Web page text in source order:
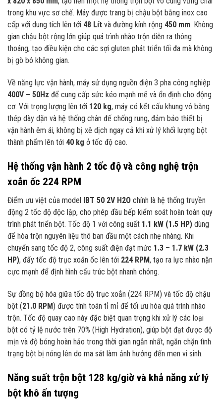
trong khu vực sơ chế. Máy được trang bị chậu bột bằng inox cao
cấp với dung tích lên tới 48 Lít và đường kính rộng 450 mm. Không
gian chậu bột rộng lớn giúp quá trình nhào trộn diễn ra thông
thoáng, tạo điều kiện cho các sợi gluten phát triển tối đa mà không
bị gò bó không gian.
Về năng lực vận hành, máy sử dụng nguồn điện 3 pha công nghiệp
400V – 50Hz để cung cấp sức kéo mạnh mẽ và ổn định cho động
cơ. Với trọng lượng lên tới 120 kg, máy có kết cấu khung vỏ bằng
thép dày dặn và hệ thống chân đế chống rung, đảm bảo thiết bị
vận hành êm ái, không bị xê dịch ngay cả khi xử lý khối lượng bột
thành phẩm lên tới 40 kg ở tốc độ cao.
Hệ thống vận hành 2 tốc độ và công nghệ trộn
xoắn ốc 224 RPM
Điểm ưu việt của model IBT 50 2V H2O chính là hệ thống truyền
động 2 tốc độ độc lập, cho phép đầu bếp kiểm soát hoàn toàn quy
trình phát triển bột. Tốc độ 1 với công suất 1.1 kW (1.5 HP) dùng
để hòa trộn nguyên liệu thô ban đầu một cách nhẹ nhàng. Khi
chuyển sang tốc độ 2, công suất điện đạt mức 1.3 – 1.7 kW (2.3
HP), đẩy tốc độ trục xoắn ốc lên tới 224 RPM, tạo ra lực nhào nặn
cực mạnh để định hình cấu trúc bột nhanh chóng.
Sự đồng bộ hóa giữa tốc độ trục xoắn (224 RPM) và tốc độ chậu
bột (21.0 RPM) được tính toán tỉ mỉ để tối ưu hóa quá trình nhào
trộn. Tốc độ quay cao này đặc biệt quan trọng khi xử lý các loại
bột có tỷ lệ nước trên 70% (High Hydration), giúp bột đạt được độ
mịn và độ bóng hoàn hảo trong thời gian ngắn nhất, ngăn chặn tình
trạng bột bị nóng lên do ma sát làm ảnh hưởng đến men vi sinh.
Năng suất trộn bột 128 kg/giờ và khả năng xử lý
bột khô ấn tượng